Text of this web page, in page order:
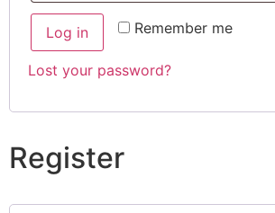
Remember me
Log in
Lost your password?
Register